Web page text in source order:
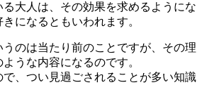
大人は、その効果を求めるようにな
になるともいわれます。
のは当たり前のことですが、その理
うな内容になるのです。
、つい見過ごされることが多い知識